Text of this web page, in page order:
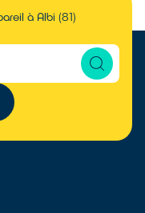
à Albi (81)